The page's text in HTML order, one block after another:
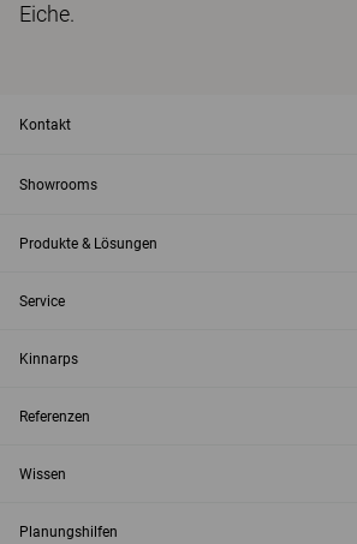
Eiche.
Kontakt
Showrooms
Produkte & Lösungen
Service
Kinnarps
Referenzen
Wissen
Planungshilfen